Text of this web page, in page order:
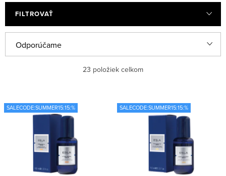
FILTROVAŤ
ý
s
a
n
Odporúčame
Najpredávanejšie
Abecedne
23 položiek celkom
SALECODE:SUMMER15:15:% SALECODE:SUMMER15:15:%